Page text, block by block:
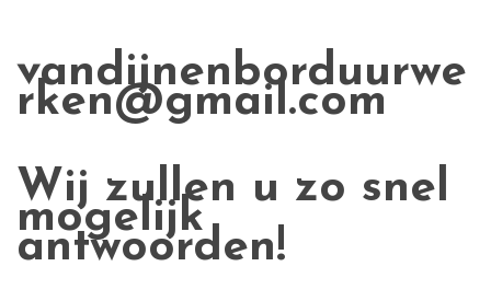
vandijnenborduurwe
rken@gmail.com
Wij zullen u zo snel
mogelijk
antwoorden!